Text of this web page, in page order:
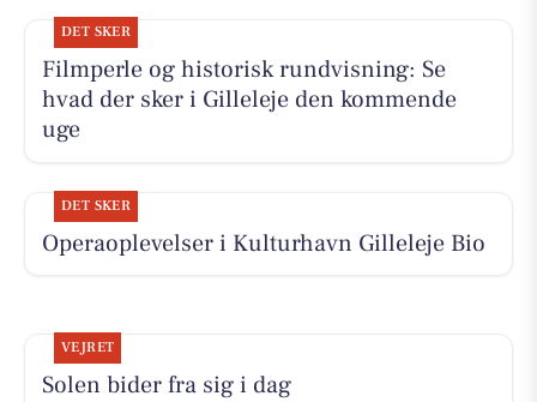
DET SKER
Filmperle og historisk rundvisning: Se
hvad der sker i Gilleleje den kommende
uge
DET SKER
Operaoplevelser i Kulturhavn Gilleleje Bio
VEJRET
Solen bider fra sig i dag